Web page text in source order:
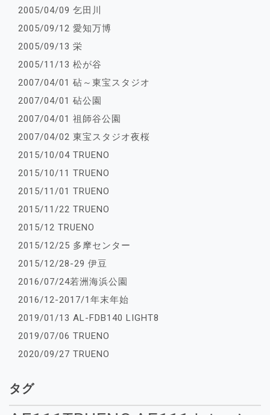
2005/04/09 乞田川
2005/09/12 愛知万博
2005/09/13 栄
2005/11/13 松が谷
2007/04/01 砧～東宝スタジオ
2007/04/01 砧公園
2007/04/01 祖師谷公園
2007/04/02 東宝スタジオ夜桜
2015/10/04 TRUENO
2015/10/11 TRUENO
2015/11/01 TRUENO
2015/11/22 TRUENO
2015/12 TRUENO
2015/12/25 多摩センター
2015/12/28-29 伊豆
2016/07/24若洲海浜公園
2016/12-2017/1年末年始
2019/01/13 AL-FDB140 LIGHT8
2019/07/06 TRUENO
2020/09/27 TRUENO
タグ